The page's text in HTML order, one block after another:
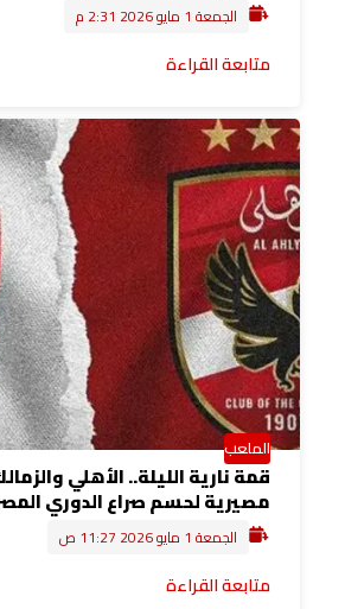
الجمعة 1 مايو 2026 2:31 م
متابعة القراءة
الملعب
قمة نارية الليلة.. الأهلي
مصيرية لحسم صراع الدوري
الجمعة 1 مايو 2026 11:27 ص
متابعة القراءة